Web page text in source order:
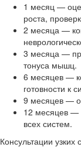
1 месяц —
роста,
2 месяца —
3 месяца —
тонуса мышц.
6 месяцев —
готовности к
9 месяцев —
12 месяцев —
всех систем.
Консультации узких